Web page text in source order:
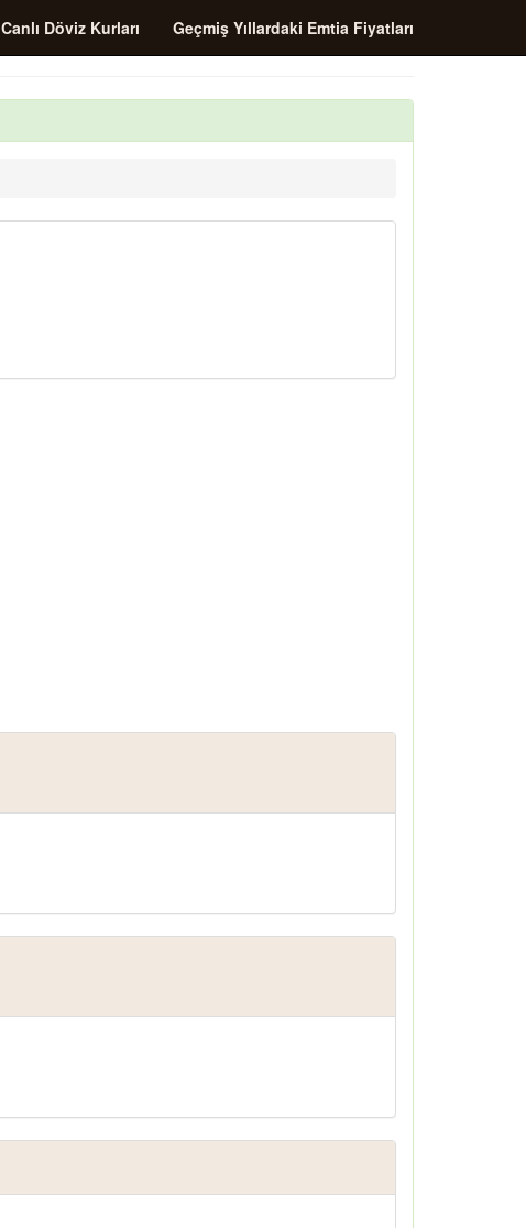
Canlı Döviz Kurları Geçmiş Yıllardaki Emtia Fiyatları